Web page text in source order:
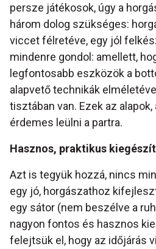
persze játékosok, úgy a
három dolog szükséges:
viccet félretéve, egy jól
mindenre gondol: amellett,
legfontosabb eszközök a
alapvető technikák
tisztában van. Ezek az
érdemes leülni a partra.
Hasznos, praktikus
Azt is tegyük hozzá, nincs
egy jó, horgászathoz
egy sátor (nem beszélve a
nagyon fontos és hasznos
felejtsük el, hogy az időjárás